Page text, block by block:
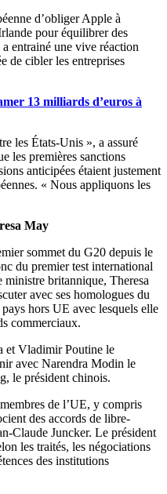
d’obliger Apple à
pour équilibrer des
entrainé une vive réaction
de cibler les entreprises
13 milliards d’euros à
les États-Unis », a assuré
les premières sanctions
anticipées étaient justement
« Nous appliquons les
May
sommet du G20 depuis le
du premier test international
ministre britannique, Theresa
avec ses homologues du
hors UE avec lesquels elle
commerciaux.
et Vladimir Poutine le
avec Narendra Modin le
le président chinois.
de l’UE, y compris
des accords de libre-
Claude Juncker. Le président
les traités, les négociations
des institutions